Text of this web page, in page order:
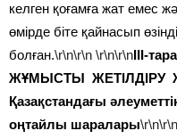
келген қоғамға жат емес
өмірде біте қайнасып
болған.\r\n\r\n \r\n\r\nIII-
ЖҰМЫСТЫ ЖЕТІЛДІРУ
Қазақстандағы
оңтайлы шаралары\r\n\r\n